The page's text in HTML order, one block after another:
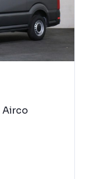
Airco